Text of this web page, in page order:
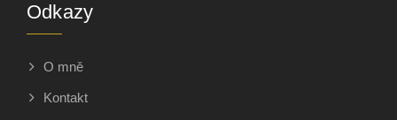
Odkazy
O mně
Kontakt